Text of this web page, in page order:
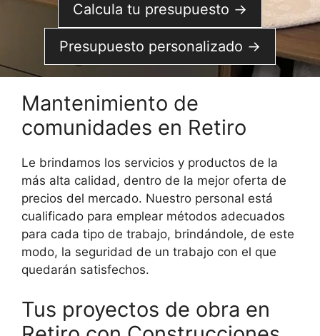
Calcula tu presupuesto →
Presupuesto personalizado →
Mantenimiento de
comunidades en Retiro
Le brindamos los servicios y productos de la
más alta calidad, dentro de la mejor oferta de
precios del mercado. Nuestro personal está
cualificado para emplear métodos adecuados
para cada tipo de trabajo, brindándole, de este
modo, la seguridad de un trabajo con el que
quedarán satisfechos.
Tus proyectos de obra en